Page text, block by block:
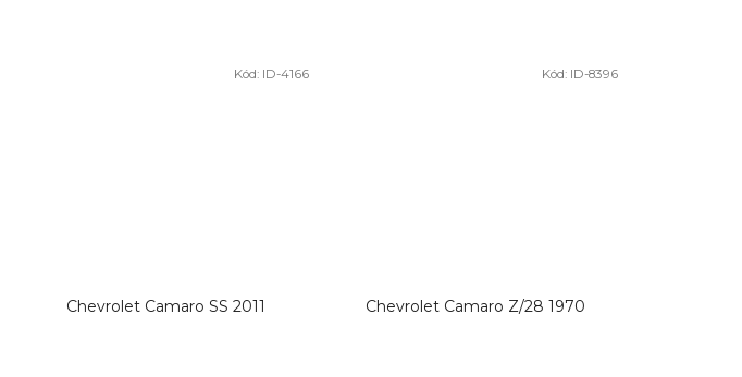
Chevrolet Camaro SS 2011
Kód: ID-4166
Chevrolet Camaro Z/28 1970
Kód: ID-8396